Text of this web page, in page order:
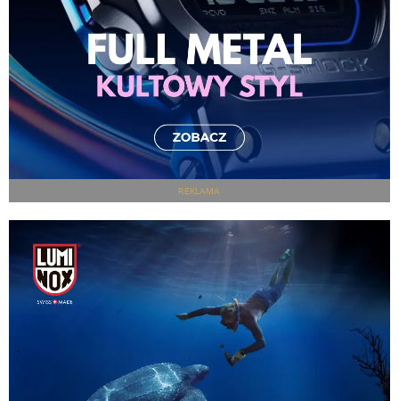
REKLAMA